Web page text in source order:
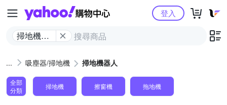
Yahoo購物中心
掃地機器
登入
吸塵器/掃地機 掃地機器人
全部
分類
掃地機 擦窗機 拖地機